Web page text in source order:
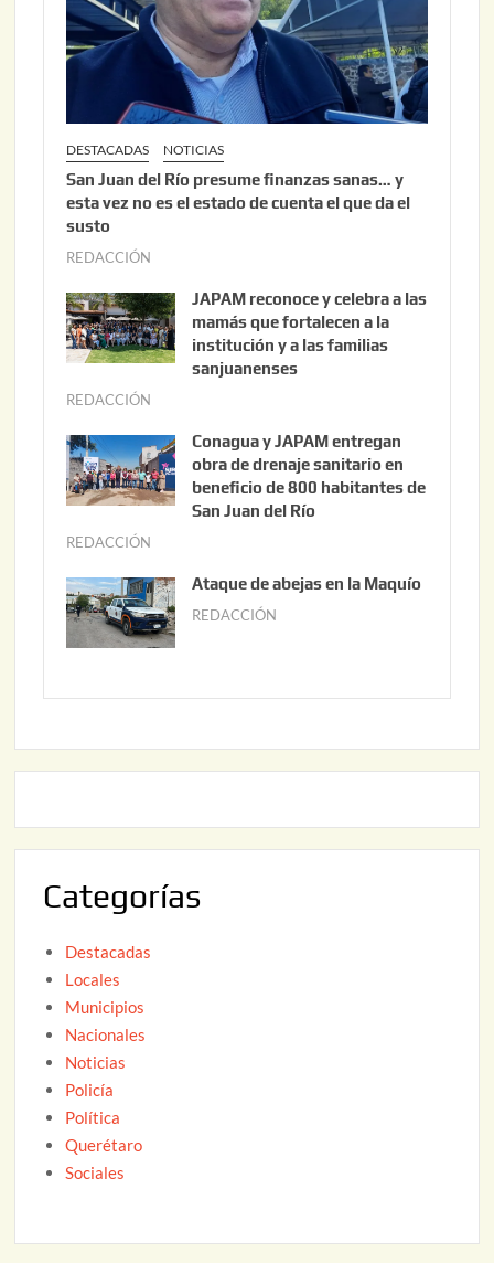
2
6
DESTACADAS NOTICIAS
San Juan del Río presume finanzas sanas… y
esta vez no es el estado de cuenta el que da el
susto
REDACCIÓN
o
s
t
,
2
0
JAPAM reconoce y celebra a las
mamás que fortalecen a la
institución y a las familias
sanjuanenses
REDACCIÓN
n
i
o
,
2
0
6
Conagua y JAPAM entregan
obra de drenaje sanitario en
beneficio de 800 habitantes de
San Juan del Río
REDACCIÓN
n
i
o
Ataque de abejas en la Maquío
REDACCIÓN
o
2
Categorías
Destacadas
Locales
Municipios
Nacionales
Noticias
Policía
Política
Querétaro
Sociales